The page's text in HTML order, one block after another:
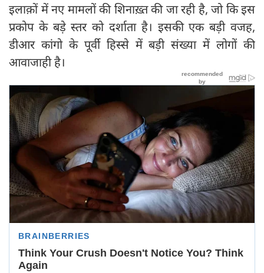
इलाक़ों में नए मामलों की शिनाख़्त की जा रही है, जो कि इस
प्रकोप के बड़े स्तर को दर्शाता है। इसकी एक बड़ी वजह,
डीआर कांगो के पूर्वी हिस्से में बड़ी संख्या में लोगों की
आवाजाही है।